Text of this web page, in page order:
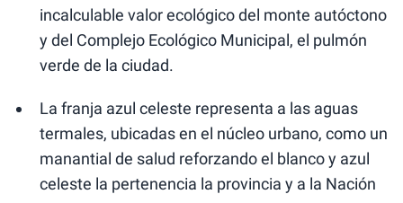
incalculable valor ecológico del monte autóctono
y del Complejo Ecológico Municipal, el pulmón
verde de la ciudad.
La franja azul celeste representa a las aguas
termales, ubicadas en el núcleo urbano, como un
manantial de salud reforzando el blanco y azul
celeste la pertenencia la provincia y a la Nación